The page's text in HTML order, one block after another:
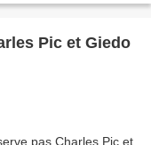
Pic et Giedo